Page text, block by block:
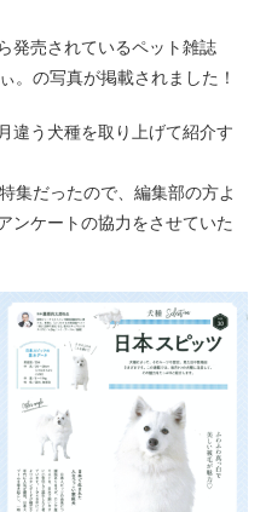
発売されているペット雑誌
。の写真が掲載されました！
違う犬種を取り上げて紹介す
集だったので、編集部の方よ
ンケートの協力をさせていた